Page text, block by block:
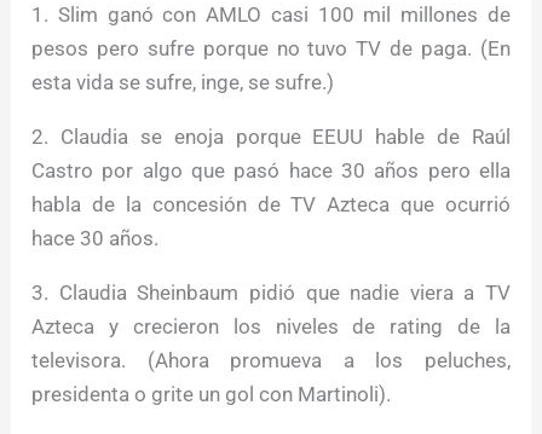
1. Slim ganó con AMLO casi 100 mil millones de
pesos pero sufre porque no tuvo TV de paga. (En
esta vida se sufre, inge, se sufre.)
2. Claudia se enoja porque EEUU hable de Raúl
Castro por algo que pasó hace 30 años pero ella
habla de la concesión de TV Azteca que ocurrió
hace 30 años.
3. Claudia Sheinbaum pidió que nadie viera a TV
Azteca y crecieron los niveles de rating de la
televisora. (Ahora promueva a los peluches,
presidenta o grite un gol con Martinoli).